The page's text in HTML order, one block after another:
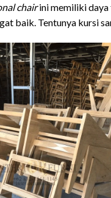
chairini memiliki daya
baik. Tentunya kursi